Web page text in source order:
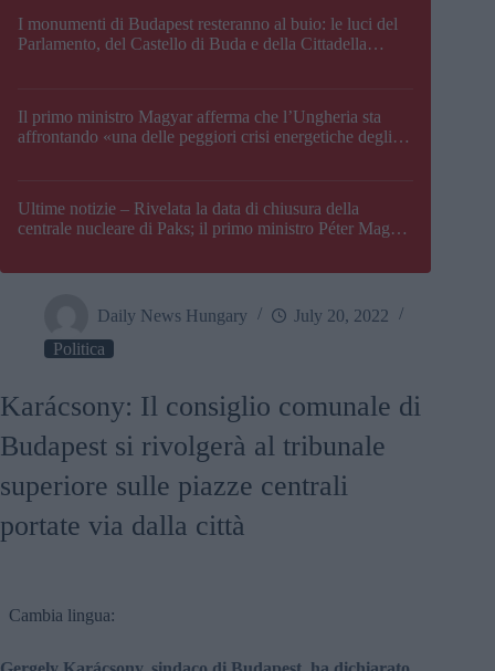
I monumenti di Budapest resteranno al buio: le luci del
Parlamento, del Castello di Buda e della Cittadella
Il primo ministro Magyar afferma che l’Ungheria sta
affrontando «una delle peggiori crisi energetiche degli
Ultime notizie – Rivelata la data di chiusura della
centrale nucleare di Paks; il primo ministro Péter Magyar
Daily News Hungary
July 20, 2022
Politica
Karácsony: Il consiglio comunale di
Budapest si rivolgerà al tribunale
superiore sulle piazze centrali
portate via dalla città
Cambia lingua: